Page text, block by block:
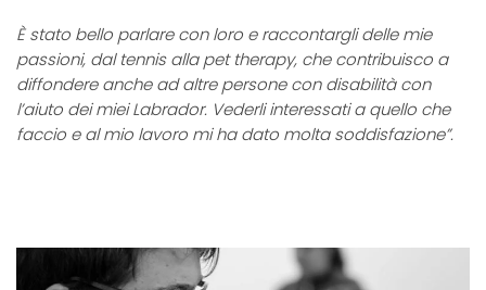
È stato bello parlare con loro e raccontargli delle mie
passioni, dal tennis alla pet therapy, che contribuisco a
diffondere anche ad altre persone con disabilità con
l’aiuto dei miei Labrador. Vederli interessati a quello che
faccio e al mio lavoro mi ha dato molta soddisfazione”.